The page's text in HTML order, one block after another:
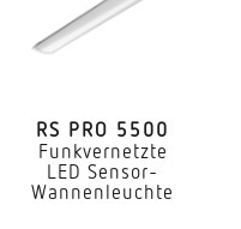
RS PRO 5500
Funkvernetzte
LED Sensor-
Wannenleuchte